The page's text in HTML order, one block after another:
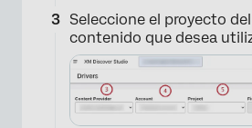
Seleccione el proyecto
contenido que desea